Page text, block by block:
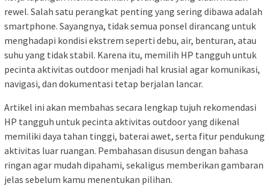
rewel. Salah satu perangkat penting yang sering dibawa adalah
smartphone. Sayangnya, tidak semua ponsel dirancang untuk
menghadapi kondisi ekstrem seperti debu, air, benturan, atau
suhu yang tidak stabil. Karena itu, memilih HP tangguh untuk
pecinta aktivitas outdoor menjadi hal krusial agar komunikasi,
navigasi, dan dokumentasi tetap berjalan lancar.
Artikel ini akan membahas secara lengkap tujuh rekomendasi
HP tangguh untuk pecinta aktivitas outdoor yang dikenal
memiliki daya tahan tinggi, baterai awet, serta fitur pendukung
aktivitas luar ruangan. Pembahasan disusun dengan bahasa
ringan agar mudah dipahami, sekaligus memberikan gambaran
jelas sebelum kamu menentukan pilihan.